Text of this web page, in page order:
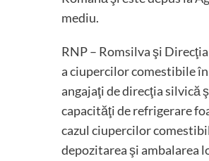
mediu.
RNP – Romsilva şi
a ciupercilor comestibile
angajaţi de direcţia silvică
capacităţi de refrigerare
cazul ciupercilor
depozitarea şi ambalarea